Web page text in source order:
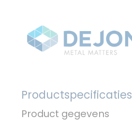
Productspecificaties
Product gegevens